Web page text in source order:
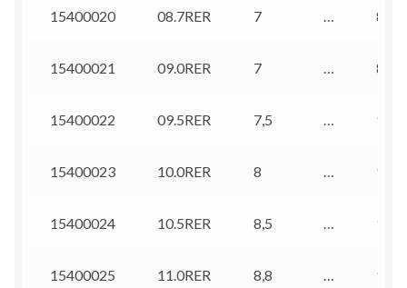
15400020 08.7RER 7 … 8,2
15400021 09.0RER 7 … 8,5
15400022 09.5RER 7,5 … 9
15400023 10.0RER 8 … 9,5
15400024 10.5RER 8,5 … 10
15400025 11.0RER 8,8 … 10,5